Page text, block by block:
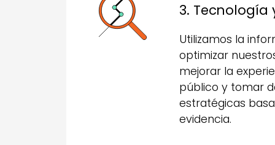
3. Tecnología
Utilizamos la
optimizar
mejorar la
público y tomar
estratégicas
evidencia.